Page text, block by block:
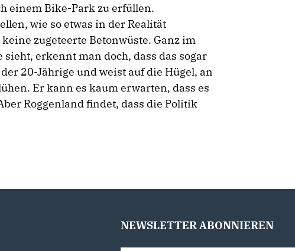
einem Bike-Park zu erfüllen.
wie so etwas in der Realität
zugeteerte Betonwüste. Ganz im
erkennt man doch, dass das sogar
20-Jährige und weist auf die Hügel, an
Er kann es kaum erwarten, dass es
Roggenland findet, dass die Politik
NEWSLETTER ABONNIEREN